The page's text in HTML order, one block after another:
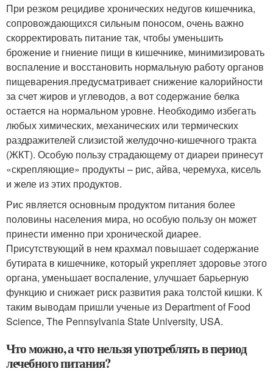
При резком рецидиве хронических недугов кишечника,
сопровождающихся сильным поносом, очень важно
скорректировать питание так, чтобы уменьшить
брожение и гниение пищи в кишечнике, минимизировать
воспаление и восстановить нормальную работу органов
пищеварения.предусматривает снижение калорийности
за счет жиров и углеводов, а вот содержание белка
остается на нормальном уровне. Необходимо избегать
любых химических, механических или термических
раздражителей слизистой желудочно-кишечного тракта
(ЖКТ). Особую пользу страдающему от диареи принесут
«скрепляющие» продукты – рис, айва, черемуха, кисель
и желе из этих продуктов.
Рис является основным продуктом питания более
половины населения мира, но особую пользу он может
принести именно при хронической диарее.
Присутствующий в нем крахмал повышает содержание
бутирата в кишечнике, который укрепляет здоровье этого
органа, уменьшает воспаление, улучшает барьерную
функцию и снижает риск развития рака толстой кишки. К
таким выводам пришли ученые из Department of Food
Science, The Pennsylvania State University, USA.
Что можно, а что нельзя употреблять в период
лечебного питания?